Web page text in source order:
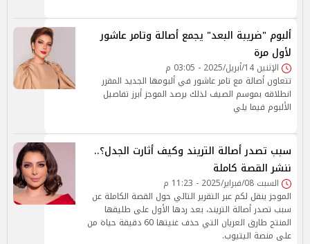
ألبوم "ضريبة البعد" يجمع أصالة وتامر عاشور
لأول مرة
الإثنين 14/أبريل/2025 - 03:05 م
تتعاون أصالة مع تامر عاشور في ألبومها الجديد المقرر
انطلاقه بموسم الصيف لذلك يرصد الموجز أبرز تفاصيل
الألبوم فيما يلي
سبب تصدر أصالة التريند وكيف أثارت الجدل؟..
ننشر القصة كاملة
السبت 08/فبراير/2025 - 11:23 م
الموجز ينقل لكم عبر التقرير التالي حول القصة الكاملة عن
سبب تصدر أصالة التريند، بعد ردها الأول على طليقها
المنتج طارق العريان التي حذف غنيتها 60 دقيقة حياة من
على منصة اليتيوب.